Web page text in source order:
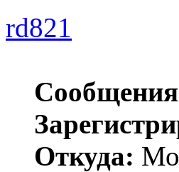
rd821
Откуда: